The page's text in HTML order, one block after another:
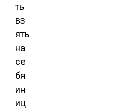
ть
вз
ять
на
се
бя
ин
иц